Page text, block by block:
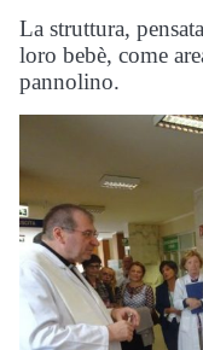
La struttura,
loro bebè, come
pannolino.